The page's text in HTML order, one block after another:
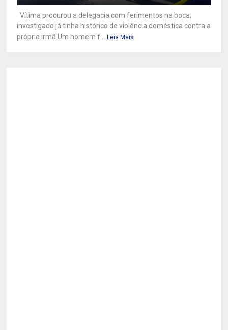
Vítima procurou a delegacia com ferimentos na boca;
investigado já tinha histórico de violência doméstica contra a
própria irmã Um homem f...
Leia Mais